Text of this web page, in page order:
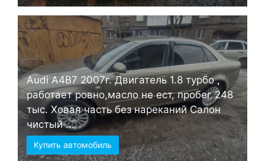
Audi А4B7 2007г. Двигатель 1.8 турбо ,
работает ровно,масло не ест, пробег 248
тыс. Ховая часть без нареканий Салон
чистый ...
Купить автомобиль